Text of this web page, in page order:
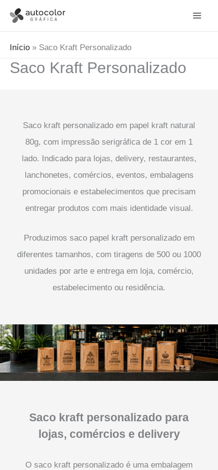
para
Início Saco Kraft Personalizado
Saco Kraft Personalizado
Saco kraft personalizado em papel kraft natural
80g, com impressão serigráfica de 1 cor em 1
lado. Indicado para lojas, delivery, restaurantes,
lanchonetes, comércios, eventos, embalagens
promocionais e estabelecimentos que precisam
entregar produtos com mais identidade visual.
Produzimos saco papel kraft personalizado em
diferentes tamanhos, com tiragens de 500 ou 1000
unidades por arte e entrega em loja, comércio,
estabelecimento ou residência.
Saco kraft personalizado para
lojas, comércios e delivery
O saco kraft personalizado é uma embalagem